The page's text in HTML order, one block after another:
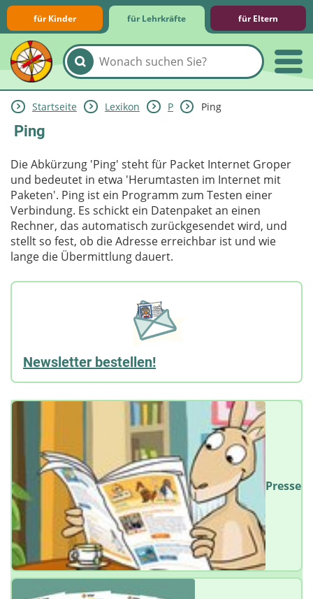
für Kinder für Lehrkräfte für Eltern
Lernmodule
Unterrichts­materialien
Internet-ABC-Schule
Praxishilfen
Aktuelles
Startseite Lexikon P Ping
Ping
Die Abkürzung 'Ping' steht für Packet Internet Groper
und bedeutet in etwa 'Herumtasten im Internet mit
Paketen'. Ping ist ein Programm zum Testen einer
Verbindung. Es schickt ein Datenpaket an einen
Rechner, das automatisch zurückgesendet wird, und
stellt so fest, ob die Adresse erreichbar ist und wie
lange die Übermittlung dauert.
Newsletter bestellen!
Presse